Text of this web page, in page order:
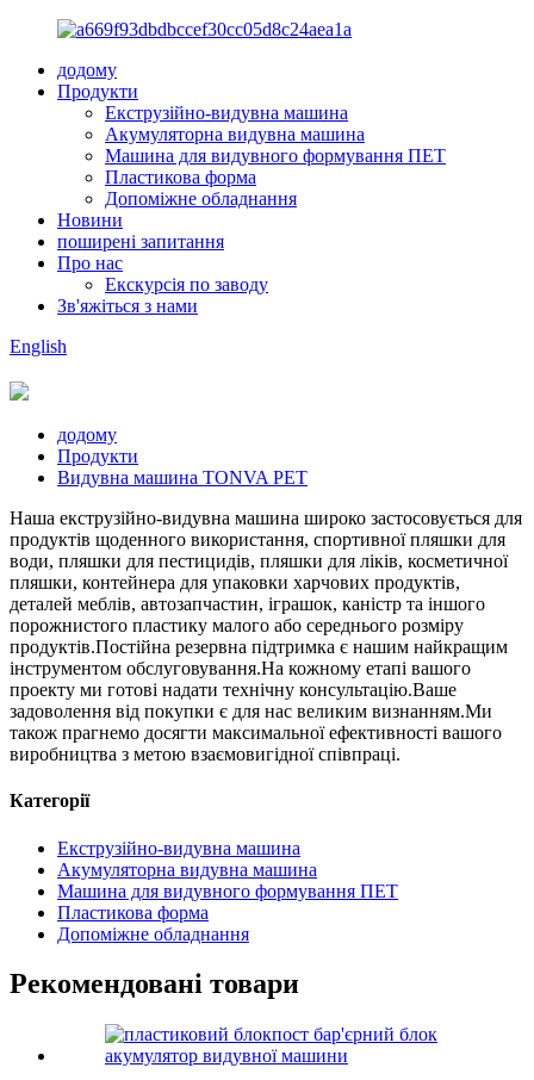
додому
Продукти
Екструзійно-видувна машина
Акумуляторна видувна машина
Машина для видувного формування ПЕТ
Пластикова форма
Допоміжне обладнання
Новини
поширені запитання
Про нас
Екскурсія по заводу
Зв'яжіться з нами
English
додому
Продукти
Видувна машина TONVA PET
Наша екструзійно-видувна машина широко застосовується для
продуктів щоденного використання, спортивної пляшки для
води, пляшки для пестицидів, пляшки для ліків, косметичної
пляшки, контейнера для упаковки харчових продуктів,
деталей меблів, автозапчастин, іграшок, каністр та іншого
порожнистого пластику малого або середнього розміру
продуктів.Постійна резервна підтримка є нашим найкращим
інструментом обслуговування.На кожному етапі вашого
проекту ми готові надати технічну консультацію.Ваше
задоволення від покупки є для нас великим визнанням.Ми
також прагнемо досягти максимальної ефективності вашого
виробництва з метою взаємовигідної співпраці.
Категорії
Екструзійно-видувна машина
Акумуляторна видувна машина
Машина для видувного формування ПЕТ
Пластикова форма
Допоміжне обладнання
Рекомендовані товари